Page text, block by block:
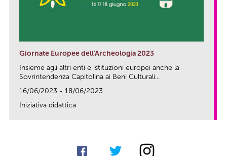
Giornate Europee dell'Archeologia 2023
Insieme agli altri enti e istituzioni europei anche la
Sovrintendenza Capitolina ai Beni Culturali...
16/06/2023 - 18/06/2023
Iniziativa didattica